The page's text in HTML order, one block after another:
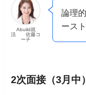
Abuild就
活 佐藤コ
ーチ
論理
ース
2次面接（3月中）